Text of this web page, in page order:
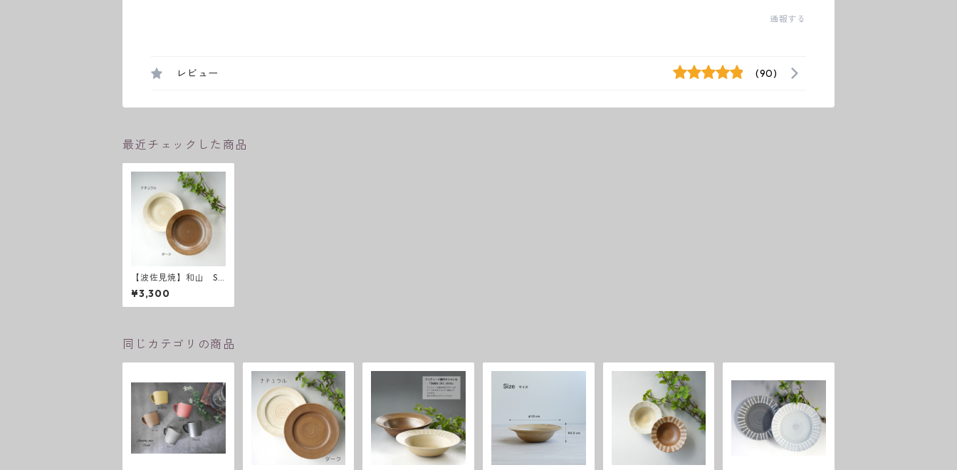
通報する
レビュー (90)
最近チェックした商品
【波佐見焼】和山 Sh
abby chic style カレ
ー皿
¥3,300
同じカテゴリの商品